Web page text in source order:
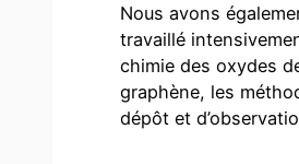
Nous avons
travaillé
chimie des oxydes
graphène, les
dépôt et